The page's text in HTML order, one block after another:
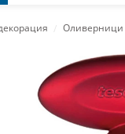
Оливерници